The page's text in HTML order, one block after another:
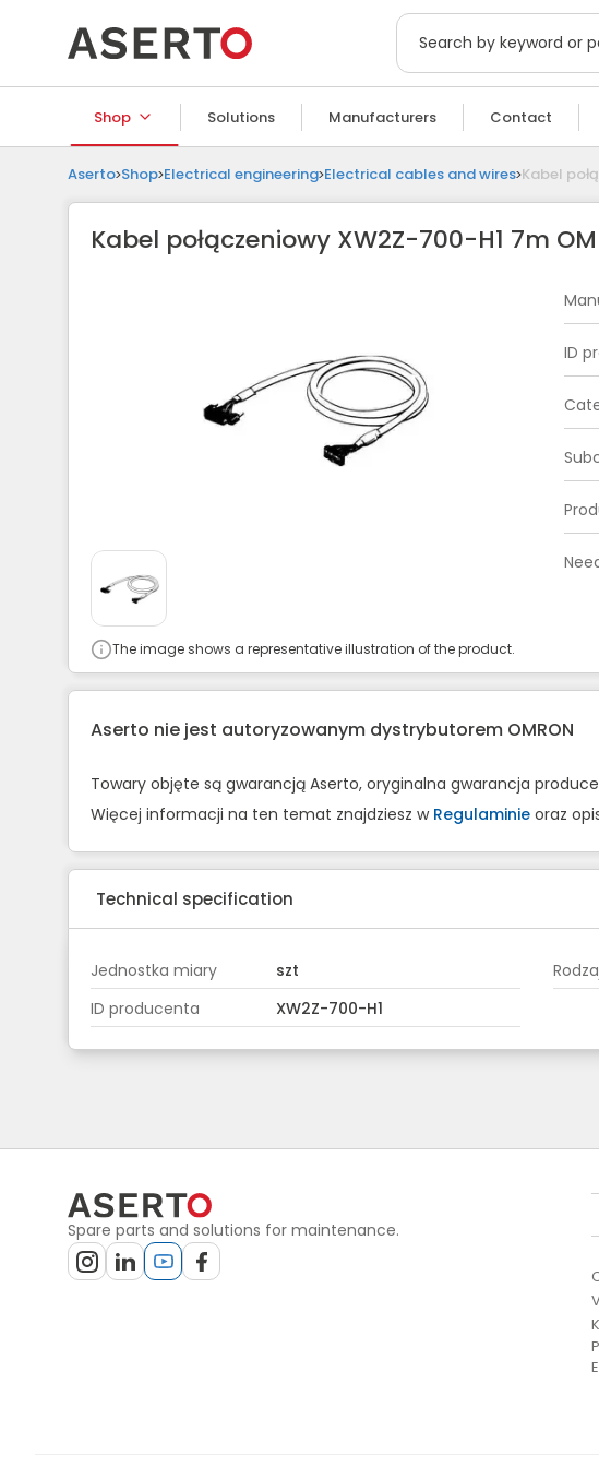
Shop Solutions Manufacturers Contact
Aserto Shop Electrical engineering Electrical cables and wires Kabel
Kabel połączeniowy XW2Z-700-H1 7m
The image shows a representative illustration of the product.
ID
Aserto nie jest autoryzowanym dystrybutorem OMRON
Towary objęte są gwarancją Aserto, oryginalna gwarancja
Więcej informacji na ten temat znajdziesz w Regulaminie oraz
Technical specification
Jednostka miary szt
ID producenta
XW2Z-700-H1
Spare parts and solutions for maintenance.